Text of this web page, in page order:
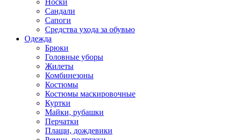
Носки
Сандали
Сапоги
Средства ухода за обувью
Одежда
Брюки
Головные уборы
Жилеты
Комбинезоны
Костюмы
Костюмы маскировочные
Куртки
Майки, рубашки
Перчатки
Плащи, дождевики